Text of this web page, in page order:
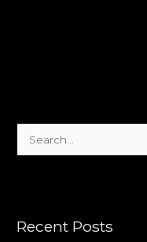
c
Recent Posts